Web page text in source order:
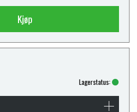
Kjøp
Lagerstatus: